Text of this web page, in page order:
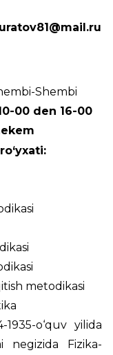
Shembi
00 den 16-00
metodikasi
o‘quv yilida
negizida Fizika-